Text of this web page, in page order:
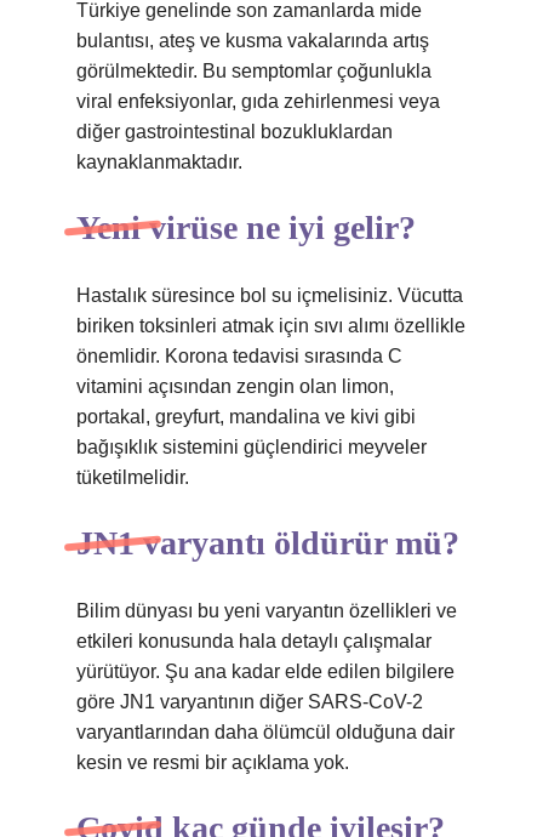
Türkiye genelinde son zamanlarda mide
bulantısı, ateş ve kusma vakalarında artış
görülmektedir. Bu semptomlar çoğunlukla
viral enfeksiyonlar, gıda zehirlenmesi veya
diğer gastrointestinal bozukluklardan
kaynaklanmaktadır.
Yeni virüse ne iyi gelir?
Hastalık süresince bol su içmelisiniz. Vücutta
biriken toksinleri atmak için sıvı alımı özellikle
önemlidir. Korona tedavisi sırasında C
vitamini açısından zengin olan limon,
portakal, greyfurt, mandalina ve kivi gibi
bağışıklık sistemini güçlendirici meyveler
tüketilmelidir.
JN1 varyantı öldürür mü?
Bilim dünyası bu yeni varyantın özellikleri ve
etkileri konusunda hala detaylı çalışmalar
yürütüyor. Şu ana kadar elde edilen bilgilere
göre JN1 varyantının diğer SARS-CoV-2
varyantlarından daha ölümcül olduğuna dair
kesin ve resmi bir açıklama yok.
Covid kaç günde iyileşir?